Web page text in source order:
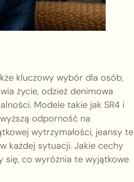
kluczowy wybór dla osób,
życie, odzież denimowa
Modele takie jak SR4 i
odporność na
wytrzymałości, jeansy te
każdej sytuacji. Jakie cechy
się, co wyróżnia te wyjątkowe